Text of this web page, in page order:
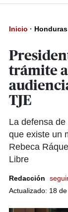
Inicio · Honduras
trámite
TJE
La defensa
que existe un
Rebeca
Libre
Redacción
Actualizado: 18